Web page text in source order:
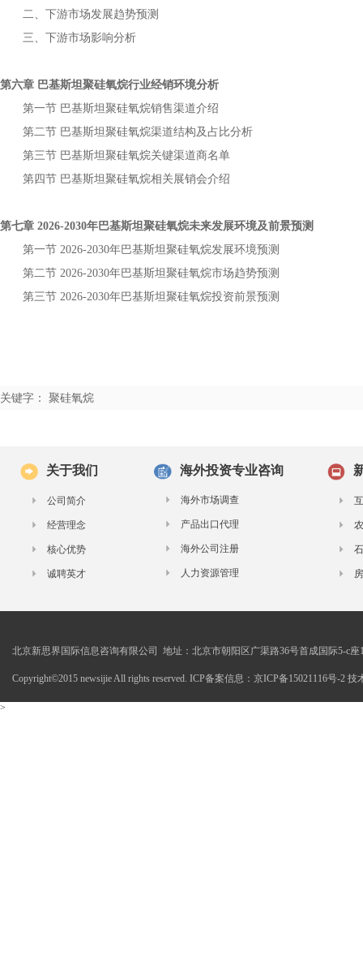
二、下游市场发展趋势预测
三、下游市场影响分析
第六章 巴基斯坦聚硅氧烷行业经销环境分析
第一节 巴基斯坦聚硅氧烷销售渠道介绍
第二节 巴基斯坦聚硅氧烷渠道结构及占比分析
第三节 巴基斯坦聚硅氧烷关键渠道商名单
第四节 巴基斯坦聚硅氧烷相关展销会介绍
第七章 2026-2030年 巴基斯坦聚硅氧烷未来发展环境及前景预测
第一节 2026-2030年巴基斯坦聚硅氧烷发展环境预测
第二节 2026-2030年巴基斯坦聚硅氧烷市场趋势预测
第三节 2026-2030年巴基斯坦聚硅氧烷投资前景预测
关键字： 聚硅氧烷
关于我们
公司简介
经营理念
核心优势
诚聘英才
海外投资专业咨询
海外市场调查
产品出口代理
海外公司注册
人力资源管理
北京新思界国际信息咨询有限公司 地址：北京市朝阳区广渠路36号首成国际5-c座
Copyright©2015 newsijie All rights reserved. ICP备案信息：京ICP备15021116号-2 技
>